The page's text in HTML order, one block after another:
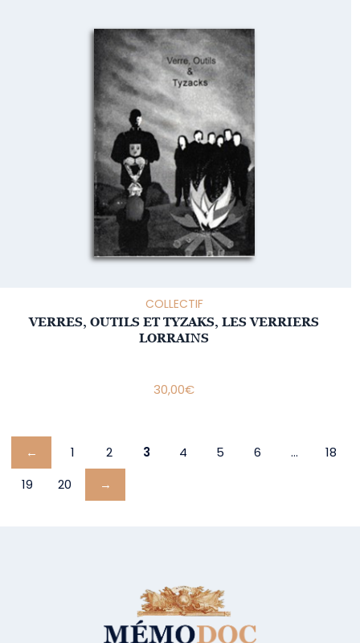
COLLECTIF
VERRES, OUTILS ET TYZAKS, LES VERRIERS
LORRAINS
30,00€
← 1 2 3 4 5 6 …
18
19
20 →